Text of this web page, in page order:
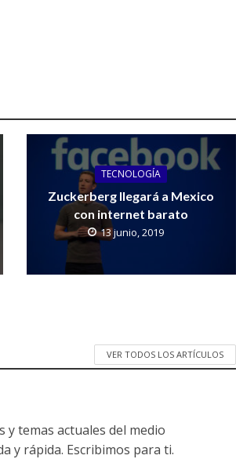
TECNOLOGÍA
Zuckerberg llegará a Mexico
con internet barato
13 junio, 2019
VER TODOS LOS ARTÍCULOS
y temas actuales del medio
y rápida. Escribimos para ti.